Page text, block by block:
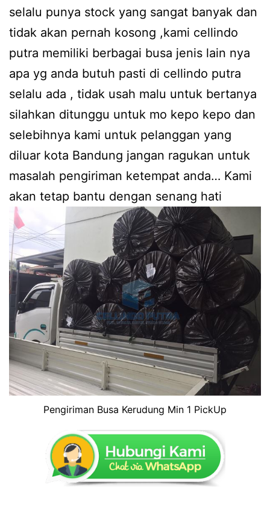
selalu punya stock yang sangat banyak dan
tidak akan pernah kosong ,kami cellindo
putra memiliki berbagai busa jenis lain nya
apa yg anda butuh pasti di cellindo putra
selalu ada , tidak usah malu untuk bertanya
silahkan ditunggu untuk mo kepo kepo dan
selebihnya kami untuk pelanggan yang
diluar kota Bandung jangan ragukan untuk
masalah pengiriman ketempat anda… Kami
akan tetap bantu dengan senang hati
Pengiriman Busa Kerudung Min 1 PickUp